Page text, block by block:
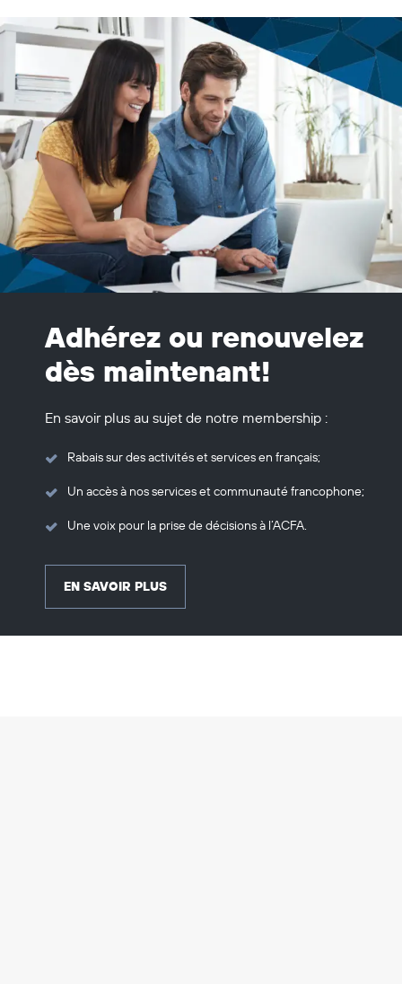
Adhérez ou renouvelez
dès maintenant!
En savoir plus au sujet de notre membership :
Rabais sur des activités et services en français;
Un accès à nos services et communauté francophone;
Une voix pour la prise de décisions à l’ACFA.
EN SAVOIR PLUS